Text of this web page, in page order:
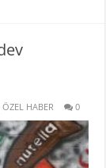
ÖZEL HABER 0